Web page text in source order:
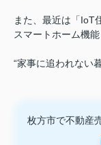
また、最近は「IoT
スマートホーム機能
“家事に追われない
枚方市で不動産